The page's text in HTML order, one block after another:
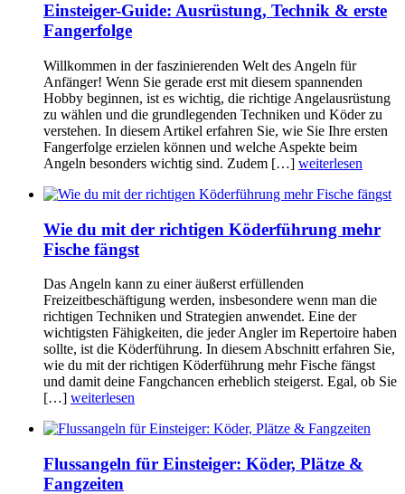
Einsteiger-Guide: Ausrüstung, Technik & erste
Fangerfolge
Willkommen in der faszinierenden Welt des Angeln für
Anfänger! Wenn Sie gerade erst mit diesem spannenden
Hobby beginnen, ist es wichtig, die richtige Angelausrüstung
zu wählen und die grundlegenden Techniken und Köder zu
verstehen. In diesem Artikel erfahren Sie, wie Sie Ihre ersten
Fangerfolge erzielen können und welche Aspekte beim
Angeln besonders wichtig sind. Zudem […] weiterlesen
Wie du mit der richtigen Köderführung mehr
Fische fängst
Das Angeln kann zu einer äußerst erfüllenden
Freizeitbeschäftigung werden, insbesondere wenn man die
richtigen Techniken und Strategien anwendet. Eine der
wichtigsten Fähigkeiten, die jeder Angler im Repertoire haben
sollte, ist die Köderführung. In diesem Abschnitt erfahren Sie,
wie du mit der richtigen Köderführung mehr Fische fängst
und damit deine Fangchancen erheblich steigerst. Egal, ob Sie
[…] weiterlesen
Flussangeln für Einsteiger: Köder, Plätze &
Fangzeiten